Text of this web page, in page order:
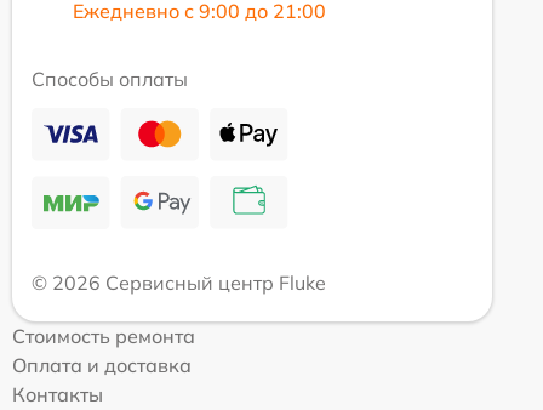
Ежедневно с 9:00 до 21:00
Способы оплаты
© 2026 Сервисный центр Fluke
Стоимость ремонта
Оплата и доставка
Контакты